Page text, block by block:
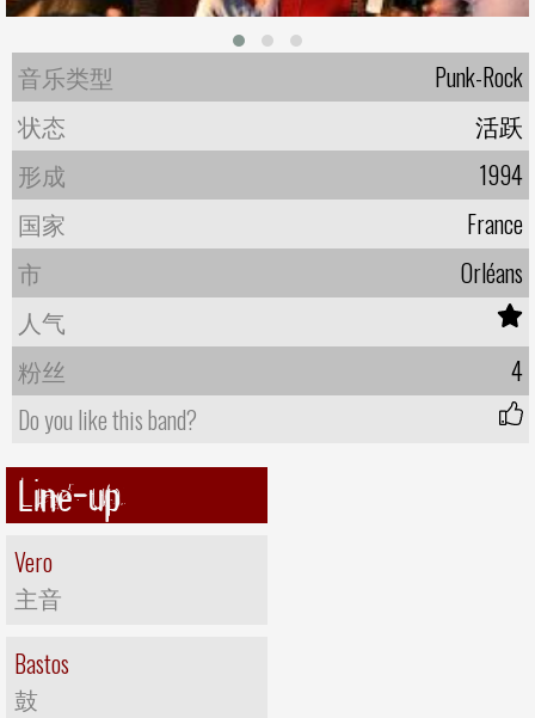
音乐类型
Punk-Rock
状态
活跃
形成
1994
国家
France
市
Orléans
人气
粉丝
4
Do you like this band?
Line-up
Vero
主音
Bastos
鼓